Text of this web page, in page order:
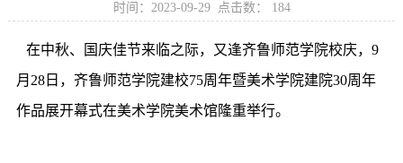
时间：2023-09-29 点击数： 184
在中秋、国庆佳节来临之际，又逢齐鲁师范学院校庆，9
月28日，齐鲁师范学院建校75周年暨美术学院建院30周年
作品展开幕式在美术学院美术馆隆重举行。